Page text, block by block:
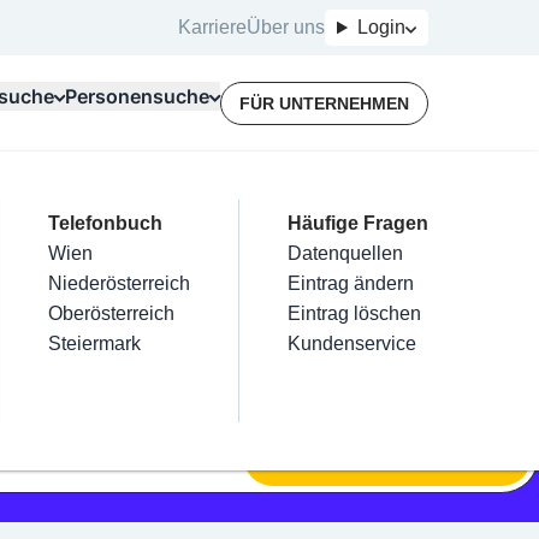
KarriereÜber uns Login
Kategorien
Friseur
Nägel
Haarentfernung
Make-Up
Für Unternehmer
Terminbuchung
Kostenlose Beratung
Top Branchen
Elektriker
Installateure
Maler & Lackierer
Branchen A-Z
Mein Firmeneintrag
Eintrag hinzufügen
Eintrag beanspruchen
Eintrag verwalten
Eintrag bewerben
Personensuche
Telefonbuch
Wien
Niederösterreich
Oberösterreich
Steiermark
Häufige Fragen
Datenquellen
Eintrag ändern
Eintrag löschen
Kundenservice
FÜR UNTERNEHMEN